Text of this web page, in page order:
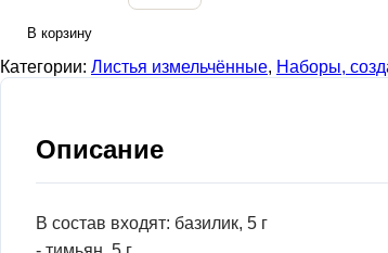
В корзину
Категории: Листья измельчённые, Наборы,
Описание
В состав входят: базилик, 5 г